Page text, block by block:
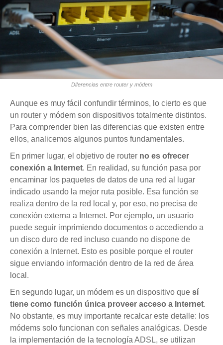
Diferencias entre router y módem
Aunque es muy fácil confundir términos, lo cierto es que
un router y módem son dispositivos totalmente distintos.
Para comprender bien las diferencias que existen entre
ellos, analicemos algunos puntos fundamentales.
En primer lugar, el objetivo de router no es ofrecer
conexión a Internet. En realidad, su función pasa por
encaminar los paquetes de datos de una red al lugar
indicado usando la mejor ruta posible. Esa función se
realiza dentro de la red local y, por eso, no precisa de
conexión externa a Internet. Por ejemplo, un usuario
puede seguir imprimiendo documentos o accediendo a
un disco duro de red incluso cuando no dispone de
conexión a Internet. Esto es posible porque el router
sigue enviando información dentro de la red de área
local.
En segundo lugar, un módem es un dispositivo que sí
tiene como función única proveer acceso a Internet.
No obstante, es muy importante recalcar este detalle: los
módems solo funcionan con señales analógicas. Desde
la implementación de la tecnología ADSL, se utilizan